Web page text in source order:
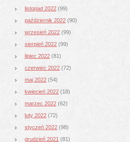
listopad 2022 (99)
październik 2022 (90)
wrzesień 2022 (99)
sierpień 2022 (99)
lipiec 2022 (81)
czerwiec 2022 (72)
maj 2022 (54)
kwiecień 2022 (18)
marzec 2022 (62)
luty 2022 (72)
styczeń 2022 (98)
grudzień 2021 (81)